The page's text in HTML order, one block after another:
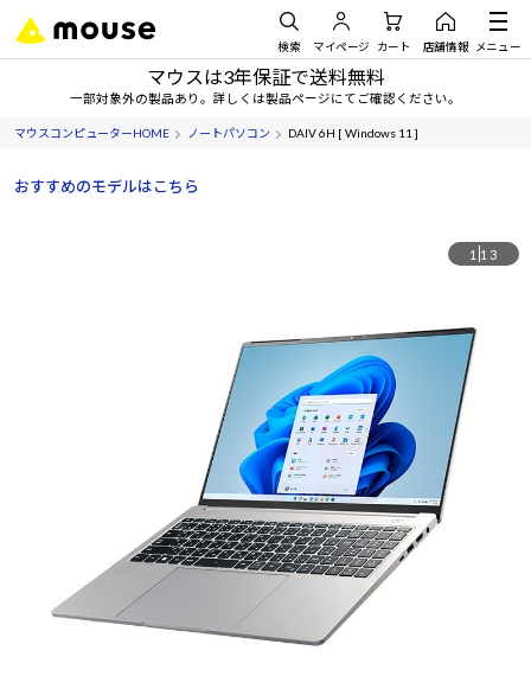
検索 マイページ カート 店舗情報 メニュー
マウスは3年保証で送料無料
一部対象外の製品あり。詳しくは製品ページにてご確認ください。
マウスコンピューターHOME ノートパソコン DAIV 6H [ Windows 11 ]
おすすめのモデルはこちら
1 13